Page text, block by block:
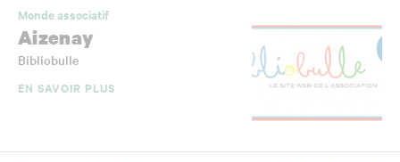
Monde associatif
Aizenay
Bibliobulle
EN SAVOIR PLUS